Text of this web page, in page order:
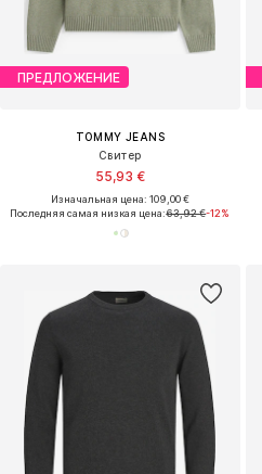
ПРЕДЛОЖЕНИЕ
TOMMY JEANS
Свитер
55,93 €
Изначальная цена: 109,00 €
Последняя самая низкая цена:63,92 €-12%